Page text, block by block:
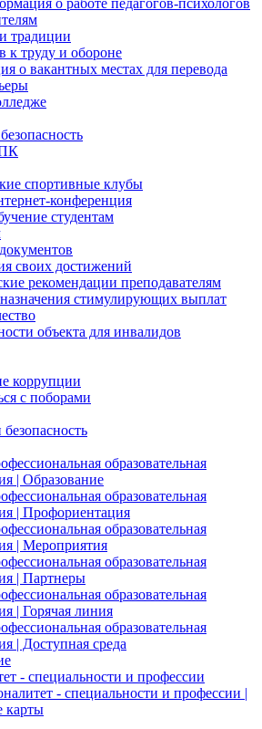
о работе педагогов-психологов
традиции
к труду и обороне
о вакантных местах для перевода
спортивные клубы
конференция
студентам
своих достижений
рекомендации преподавателям
стимулирующих выплат
объекта для инвалидов
коррупции
с поборами
образовательная
| Образование
образовательная
| Профориентация
образовательная
| Мероприятия
образовательная
| Партнеры
образовательная
| Горячая линия
образовательная
| Доступная среда
- специальности и профессии
- специальности и профессии |
карты